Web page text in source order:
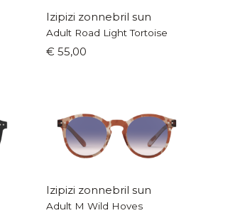
Izipizi zonnebril sun
Adult Road Light Tortoise
€ 55,00
Izipizi zonnebril sun
Adult M Wild Hoves